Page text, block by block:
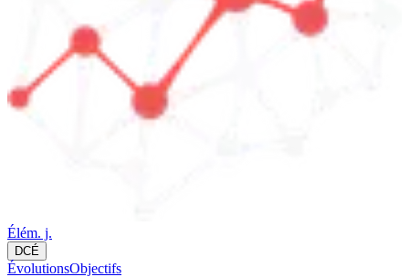
Élém. j.
DCÉ
ÉvolutionsObjectifs